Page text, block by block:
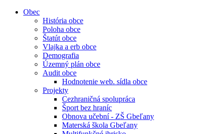
Obec
História obce
Poloha obce
Štatút obce
Vlajka a erb obce
Demografia
Územný plán obce
Audit obce
Hodnotenie web. sídla obce
Projekty
Cezhraničná spolupráca
Šport bez hraníc
Obnova učební - ZŠ Gbeľany
Materská škola Gbeľany